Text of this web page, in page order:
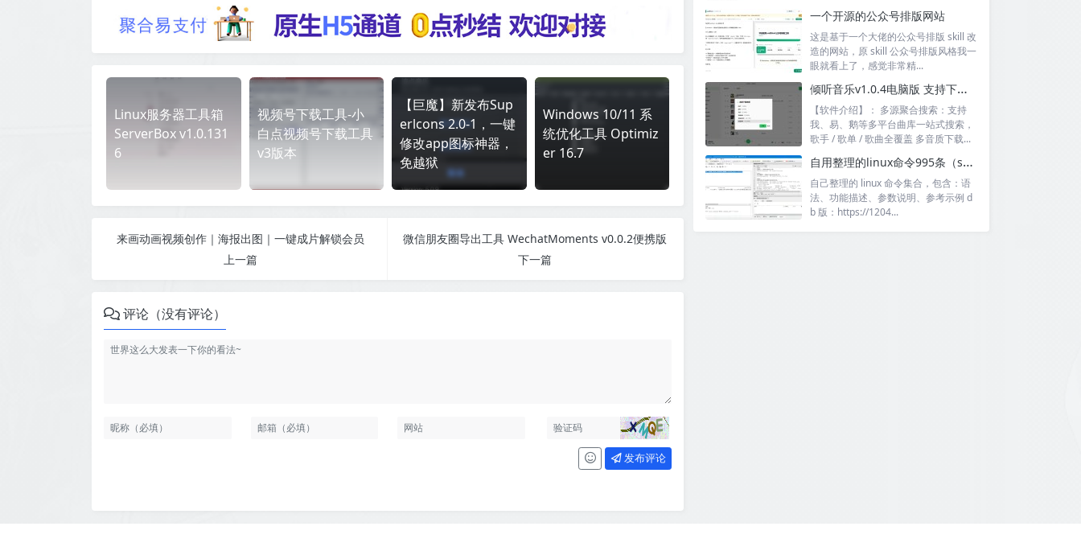
Linux服务器工具箱
ServerBox v1.0.131
6
视频号下载工具-小
白点视频号下载工具
v3版本
【巨魔】新发布Sup
erlcons 2.0-1，一键
修改app图标神器，
免越狱
Windows 10/11 系
统优化工具 Optimiz
er 16.7
来画动画视频创作｜海报出图｜一键成片解锁会员
上一篇
微信朋友圈导出工具 WechatMoments v0.0.2便携版
下一篇
评论（没有评论）
发布评论
一个开源的公众号排版网站
这是基于一个大佬的公众号排版 skill 改
造的网站，原 skill 公众号排版风格我一
眼就看上了，感觉非常精...
倾听音乐v1.0.4电脑版 支持下载无损音质 可听可下有歌词
【软件介绍】： 多源聚合搜索：支持
我、易、鹅等多平台曲库一站式搜索，
歌手 / 歌单 / 歌曲全覆盖 多音质下载...
自用整理的linux命令995条（sql+excel）
自己整理的 linux 命令集合，包含：语
法、功能描述、参数说明、参考示例 d
b 版：https://1204...